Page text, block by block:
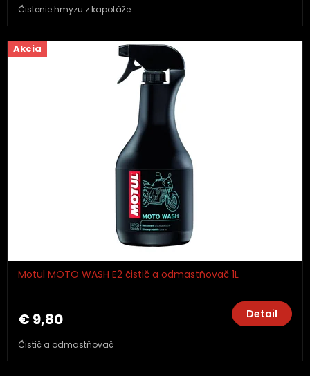
Čistenie hmyzu z kapotáže
Akcia
Motul MOTO WASH E2 čistič a odmastňovač 1L
€ 9,80 Detail
Čistič a odmastňovač